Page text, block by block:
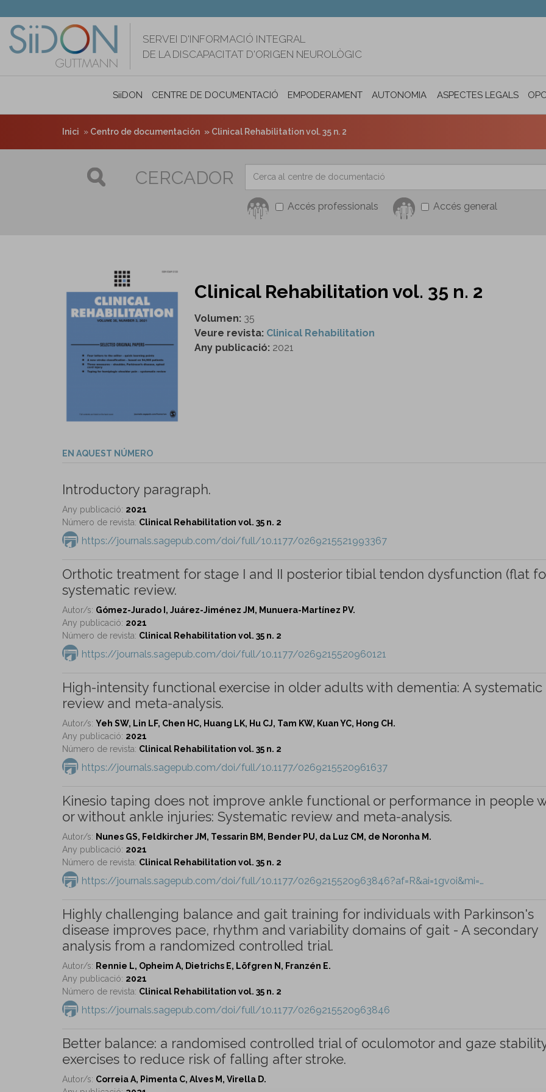
contingut
SERVEI D'INFORMACIÓ INTEGRAL
DE LA DISCAPACITAT D'ORIGEN NEUROLÒGIC
SiiDON CENTRE DE DOCUMENTACIÓ EMPODERAMENT AUTONOMIA PERSONAL I INCLUSIÓ
ASPECTES LEGALS
Inici Centro de documentación Clinical Rehabilitation vol. 35 n. 2
CERCADOR
Accés professionals Accés general
Clinical Rehabilitation vol. 35 n. 2
Volumen: 35
Veure revista: Clinical Rehabilitation
Any publicació: 2021
EN AQUEST NÚMERO
Introductory paragraph.
Any publicació: 2021
Número de revista: Clinical Rehabilitation vol. 35 n. 2
https://journals.sagepub.com/doi/full/10.1177/0269215521993367
Orthotic treatment for stage I and II posterior tibial tendon dysfunction (flat
systematic review.
Autor/s: Gómez-Jurado I, Juárez-Jiménez JM, Munuera-Martínez PV.
Any publicació: 2021
Número de revista: Clinical Rehabilitation vol. 35 n. 2
https://journals.sagepub.com/doi/full/10.1177/0269215520960121
High-intensity functional exercise in older adults with dementia: A systematic
review and meta-analysis.
Autor/s: Yeh SW, Lin LF, Chen HC, Huang LK, Hu CJ, Tam KW, Kuan YC, Hong CH.
Any publicació: 2021
Número de revista: Clinical Rehabilitation vol. 35 n. 2
https://journals.sagepub.com/doi/full/10.1177/0269215520961637
Kinesio taping does not improve ankle functional or performance in people
or without ankle injuries: Systematic review and meta-analysis.
Autor/s: Nunes GS, Feldkircher JM, Tessarin BM, Bender PU, da Luz CM, de Noronha M.
Any publicació: 2021
Número de revista: Clinical Rehabilitation vol. 35 n. 2
https://journals.sagepub.com/doi/full/10.1177/0269215520963846?af=R&ai=1gvoi&mi=…
Highly challenging balance and gait training for individuals with Parkinson's
disease improves pace, rhythm and variability domains of gait - A secondary
analysis from a randomized controlled trial.
Autor/s: Rennie L, Opheim A, Dietrichs E, Löfgren N, Franzén E.
Any publicació: 2021
Número de revista: Clinical Rehabilitation vol. 35 n. 2
https://journals.sagepub.com/doi/full/10.1177/0269215520963846
Better balance: a randomised controlled trial of oculomotor and gaze
exercises to reduce risk of falling after stroke.
Autor/s: Correia A, Pimenta C, Alves M, Virella D.